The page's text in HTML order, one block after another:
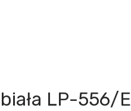
LP-556/